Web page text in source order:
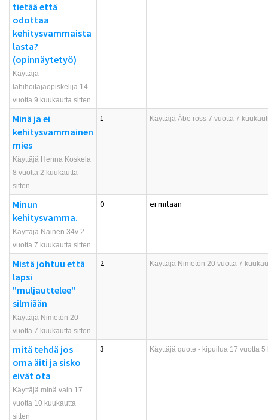
tietää että
odottaa
kehitysvammaista
lasta?
(opinnäytetyö)
Käyttäjä
lähihoitajaopiskelija 14
vuotta 9 kuukautta sitten
Minä ja ei
kehitysvammainen
mies
Käyttäjä Henna Koskela
8 vuotta 2 kuukautta
sitten
1 Käyttäjä Äbe ross 7 vuotta 7
Minun
kehitysvamma.
Käyttäjä Nainen 34v 2
vuotta 7 kuukautta sitten
0 ei mitään
Mistä johtuu että
lapsi
"muljauttelee"
silmiään
Käyttäjä Nimetön 20
vuotta 7 kuukautta sitten
2 Käyttäjä Nimetön 20 vuotta 7
mitä tehdä jos
oma äiti ja sisko
eivät ota
Käyttäjä minä vain 17
vuotta 10 kuukautta
sitten
3 Käyttäjä quote - kipuilua 17 vuotta 5